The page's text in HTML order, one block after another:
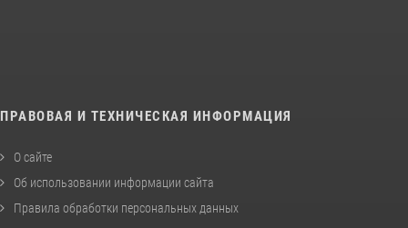
ПРАВОВАЯ И ТЕХНИЧЕСКАЯ ИНФОРМАЦИЯ
О сайте
Об использовании информации сайта
Правила обработки персональных данных